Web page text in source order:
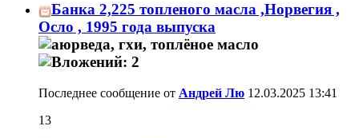
Банка 2,225 топленого масла ,Норвегия ,
Осло , 1995 года выпуска
Последнее сообщение от Андрей Лю 12.03.2025 13:41
13